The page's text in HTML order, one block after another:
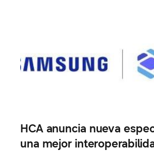
HCA anuncia nueva
una mejor